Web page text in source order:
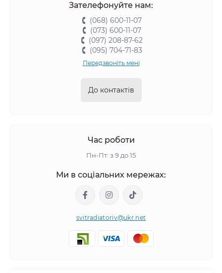
Зателефонуйте нам:
(068) 600-11-07
(073) 600-11-07
(097) 208-87-62
(095) 704-71-83
Передзвоніть мені
До контактів
Час роботи
Пн-Пт: з 9 до 15
Ми в соціальних мережах:
svitradiatoriv@ukr.net